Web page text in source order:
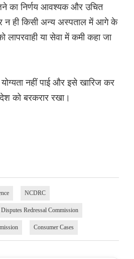
का निर्णय आवश्यक और उचित
न ही किसी अन्य अस्पताल में आगे के
या सेवा में कमी कहा जा
नहीं पाई और इसे खारिज कर
को बरकरार रखा।
NCDRC
Redressal Commission
Consumer Cases